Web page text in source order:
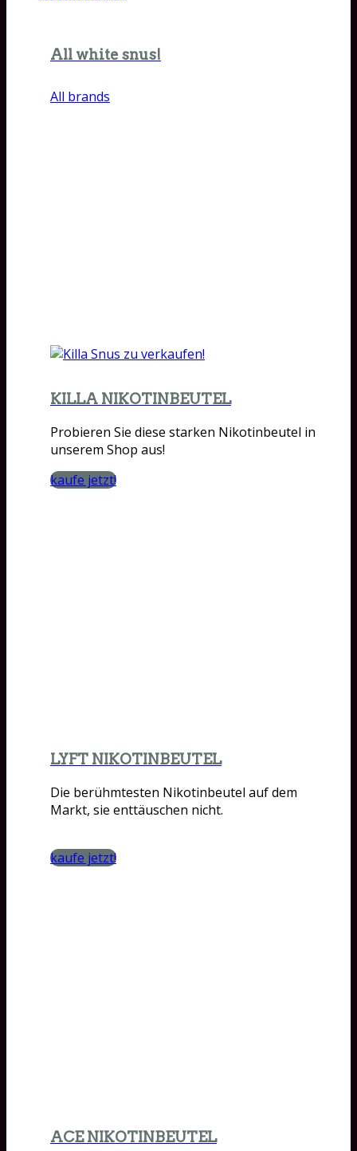
All white snus!
All brands
KILLA NIKOTINBEUTEL
Probieren Sie diese starken Nikotinbeutel in
unserem Shop aus!
kaufe jetzt!
LYFT NIKOTINBEUTEL
Die berühmtesten Nikotinbeutel auf dem
Markt, sie enttäuschen nicht.
kaufe jetzt!
ACE NIKOTINBEUTEL